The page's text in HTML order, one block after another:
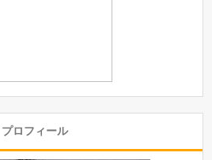
プロフィール